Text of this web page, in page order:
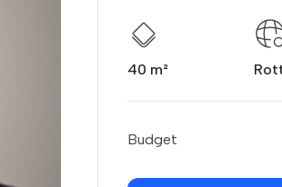
40 m²
Budget